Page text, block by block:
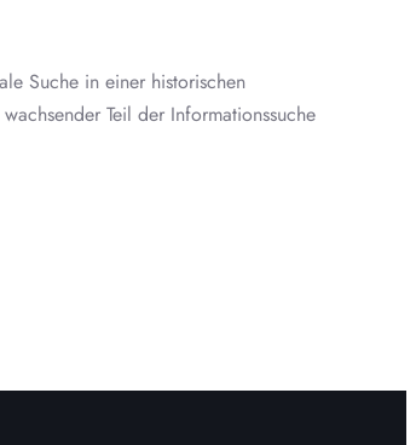
Suche in einer historischen
Teil der Informationssuche